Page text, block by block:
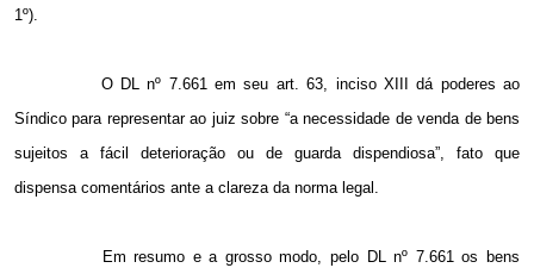
1º).
O DL nº 7.661 em seu art. 63, inciso XIII dá poderes ao
Síndico para representar ao juiz sobre “a necessidade de venda de bens
sujeitos a fácil deterioração ou de guarda dispendiosa”, fato que
dispensa comentários ante a clareza da norma legal.
Em resumo e a grosso modo, pelo DL nº 7.661 os bens